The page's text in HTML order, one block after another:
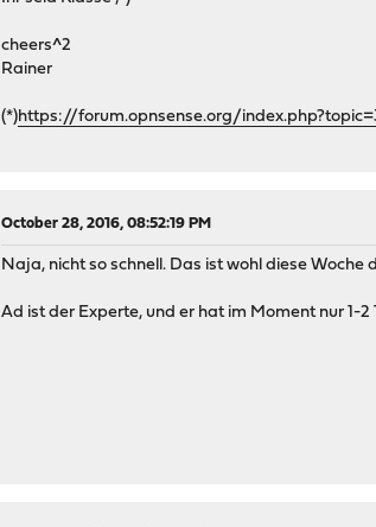
cheers^2
Rainer
(*)https://forum.opnsense.org/
October 28, 2016, 08:52:19 PM
Naja, nicht so schnell. Das ist wohl diese Woche
Ad ist der Experte, und er hat im Moment nur 1-2